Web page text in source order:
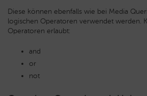
Diese können ebenfalls wie bei Media
logischen Operatoren verwendet werden.
Operatoren erlaubt:
and
or
not